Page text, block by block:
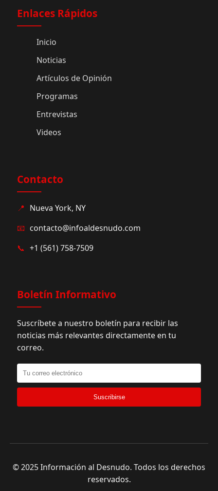
Enlaces Rápidos
Inicio
Noticias
Artículos de Opinión
Programas
Entrevistas
Videos
Contacto
📍 Nueva York, NY
📧 contacto@infoaldesnudo.com
📞 +1 (561) 758-7509
Boletín Informativo
Suscríbete a nuestro boletín para recibir las
noticias más relevantes directamente en tu
correo.
Suscribirse
© 2025 Información al Desnudo. Todos los derechos
reservados.